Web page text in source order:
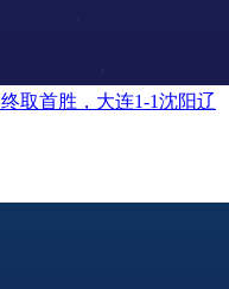
取首胜，大连1-1沈阳辽